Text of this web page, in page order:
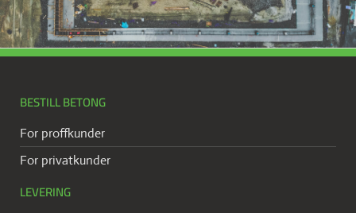
BESTILL BETONG
For proffkunder
For privatkunder
LEVERING